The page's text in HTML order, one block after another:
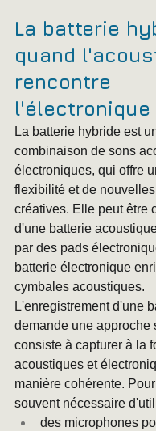
La batterie
quand
rencontre
l'électronique
La batterie hybride est
combinaison de sons
électroniques, qui offre
flexibilité et de
créatives. Elle peut être
d'une batterie
par des pads
batterie électronique
cymbales acoustiques.
L'enregistrement d'une
demande une approche
consiste à capturer à la
acoustiques et
manière cohérente.
souvent nécessaire
des microphones